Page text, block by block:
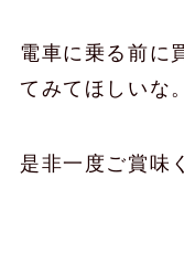
電車に乗る前に
てみてほしいな。
是非一度ご賞味